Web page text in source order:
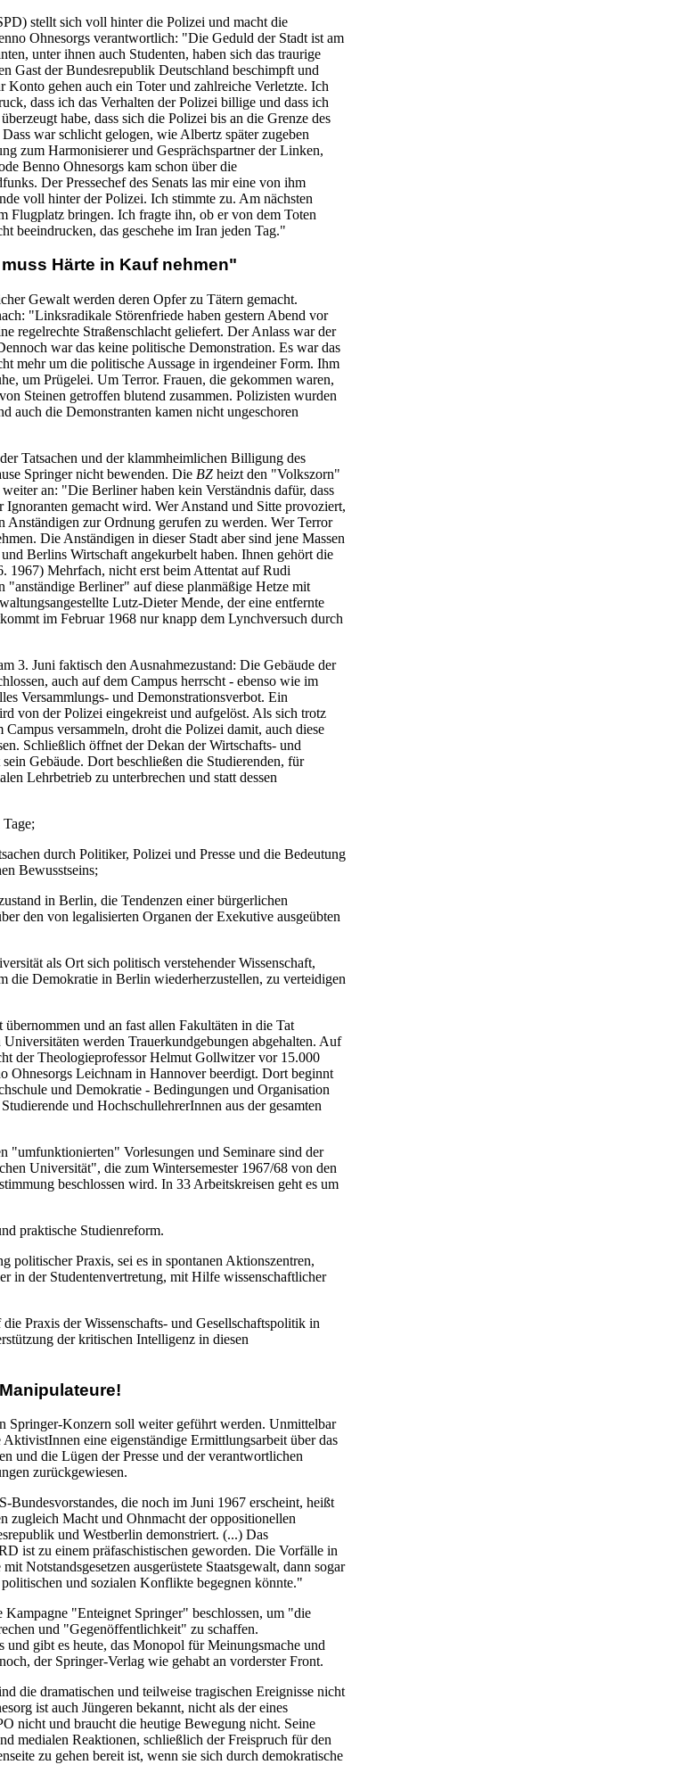
stellt sich voll hinter die Polizei und macht die
Ohnesorgs verantwortlich: "Die Geduld der Stadt ist am
unter ihnen auch Studenten, haben sich das traurige
Gast der Bundesrepublik Deutschland beschimpft und
Konto gehen auch ein Toter und zahlreiche Verletzte. Ich
dass ich das Verhalten der Polizei billige und dass ich
habe, dass sich die Polizei bis an die Grenze des
war schlicht gelogen, wie Albertz später zugeben
zum Harmonisierer und Gesprächspartner der Linken,
Benno Ohnesorgs kam schon über die
Der Pressechef des Senats las mir eine von ihm
voll hinter der Polizei. Ich stimmte zu. Am nächsten
Flugplatz bringen. Ich fragte ihn, ob er von dem Toten
beeindrucken, das geschehe im Iran jeden Tag."
Härte in Kauf nehmen"
Gewalt werden deren Opfer zu Tätern gemacht.
"Linksradikale Störenfriede haben gestern Abend vor
regelrechte Straßenschlacht geliefert. Der Anlass war der
war das keine politische Demonstration. Es war das
mehr um die politische Aussage in irgendeiner Form. Ihm
um Prügelei. Um Terror. Frauen, die gekommen waren,
Steinen getroffen blutend zusammen. Polizisten wurden
auch die Demonstranten kamen nicht ungeschoren
Tatsachen und der klammheimlichen Billigung des
Springer nicht bewenden. Die BZ heizt den "Volkszorn"
an: "Die Berliner haben kein Verständnis dafür, dass
Ignoranten gemacht wird. Wer Anstand und Sitte provoziert,
Anständigen zur Ordnung gerufen zu werden. Wer Terror
Die Anständigen in dieser Stadt aber sind jene Massen
Berlins Wirtschaft angekurbelt haben. Ihnen gehört die
1967) Mehrfach, nicht erst beim Attentat auf Rudi
"anständige Berliner" auf diese planmäßige Hetze mit
Lutz-Dieter Mende, der eine entfernte
im Februar 1968 nur knapp dem Lynchversuch durch
3. Juni faktisch den Ausnahmezustand: Die Gebäude der
auch auf dem Campus herrscht - ebenso wie im
Versammlungs- und Demonstrationsverbot. Ein
von der Polizei eingekreist und aufgelöst. Als sich trotz
versammeln, droht die Polizei damit, auch diese
Schließlich öffnet der Dekan der Wirtschafts- und
Gebäude. Dort beschließen die Studierenden, für
Lehrbetrieb zu unterbrechen und statt dessen
durch Politiker, Polizei und Presse und die Bedeutung
Bewusstseins;
in Berlin, die Tendenzen einer bürgerlichen
den von legalisierten Organen der Exekutive ausgeübten
als Ort sich politisch verstehender Wissenschaft,
die Demokratie in Berlin wiederherzustellen, zu verteidigen
und an fast allen Fakultäten in die Tat
Universitäten werden Trauerkundgebungen abgehalten. Auf
der Theologieprofessor Helmut Gollwitzer vor 15.000
Ohnesorgs Leichnam in Hannover beerdigt. Dort beginnt
und Demokratie - Bedingungen und Organisation
und HochschullehrerInnen aus der gesamten
"umfunktionierten" Vorlesungen und Seminare sind der
Universität", die zum Wintersemester 1967/68 von den
beschlossen wird. In 33 Arbeitskreisen geht es um
praktische Studienreform.
politischer Praxis, sei es in spontanen Aktionszentren,
in der Studentenvertretung, mit Hilfe wissenschaftlicher
Praxis der Wissenschafts- und Gesellschaftspolitik in
der kritischen Intelligenz in diesen
Springer-Konzern soll weiter geführt werden. Unmittelbar
eine eigenständige Ermittlungsarbeit über das
und die Lügen der Presse und der verantwortlichen
zurückgewiesen.
Bundesvorstandes, die noch im Juni 1967 erscheint, heißt
zugleich Macht und Ohnmacht der oppositionellen
und Westberlin demonstriert. (...) Das
ist zu einem präfaschistischen geworden. Die Vorfälle in
Notstandsgesetzen ausgerüstete Staatsgewalt, dann sogar
und sozialen Konflikte begegnen könnte."
"Enteignet Springer" beschlossen, um "die
und "Gegenöffentlichkeit" zu schaffen.
und gibt es heute, das Monopol für Meinungsmache und
der Springer-Verlag wie gehabt an vorderster Front.
die dramatischen und teilweise tragischen Ereignisse nicht
ist auch Jüngeren bekannt, nicht als der eines
nicht und braucht die heutige Bewegung nicht. Seine
medialen Reaktionen, schließlich der Freispruch für den
zu gehen bereit ist, wenn sie sich durch demokratische